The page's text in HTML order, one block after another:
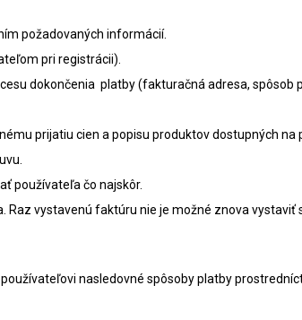
požadovaných informácií.
pri registrácii).
dokončenia platby (fakturačná adresa, spôsob
prijatiu cien a popisu produktov dostupných na
používateľa čo najskôr.
vystavenú faktúru nie je možné znova vystaviť
nasledovné spôsoby platby